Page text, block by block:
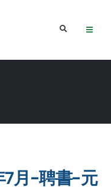
7月-聘書-元